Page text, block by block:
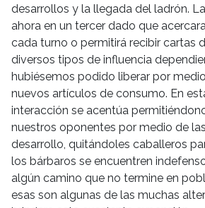
desarrollos y la llegada del ladrón.
ahora en un tercer dado que
cada turno o permitirá recibir cartas
diversos tipos de influencia
hubiésemos podido liberar por
nuevos artículos de consumo. En
interacción se acentúa
nuestros oponentes por medio de
desarrollo, quitándoles caballeros
los bárbaros se encuentren
algún camino que no termine en
esas son algunas de las muchas